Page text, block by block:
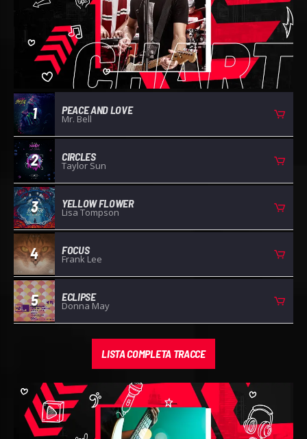
1 PEACE AND LOVE
Mr. Bell
2 CIRCLES
Taylor Sun
3 YELLOW FLOWER
Lisa Tompson
4 FOCUS
Frank Lee
5 ECLIPSE
Donna May
LISTA COMPLETA TRACCE